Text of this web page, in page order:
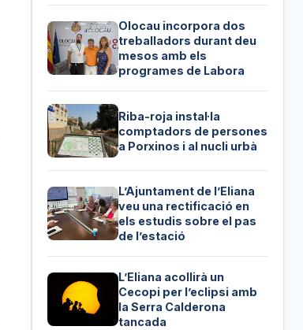
Olocau incorpora dos
treballadors durant deu
mesos amb els
programes de Labora
Riba-roja instal·la
comptadors de persones
a Porxinos i al nucli urbà
L’Ajuntament de l’Eliana
veu una rectificació en
els estudis sobre el pas
de l’estació
L’Eliana acollirà un
Cecopi per l’eclipsi amb
la Serra Calderona
tancada